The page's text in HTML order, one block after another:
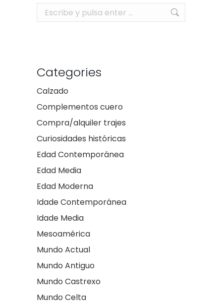
Buscar:
Categories
Calzado
Complementos cuero
Compra/alquiler trajes
Curiosidades históricas
Edad Contemporánea
Edad Media
Edad Moderna
Idade Contemporánea
Idade Media
Mesoamérica
Mundo Actual
Mundo Antiguo
Mundo Castrexo
Mundo Celta